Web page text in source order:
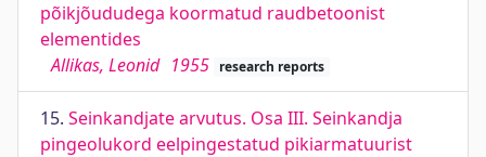
põikjõududega koormatud raudbetoonist
elementides
Allikas, Leonid 1955 research reports
15. Seinkandjate arvutus. Osa III. Seinkandja
pingeolukord eelpingestatud pikiarmatuurist